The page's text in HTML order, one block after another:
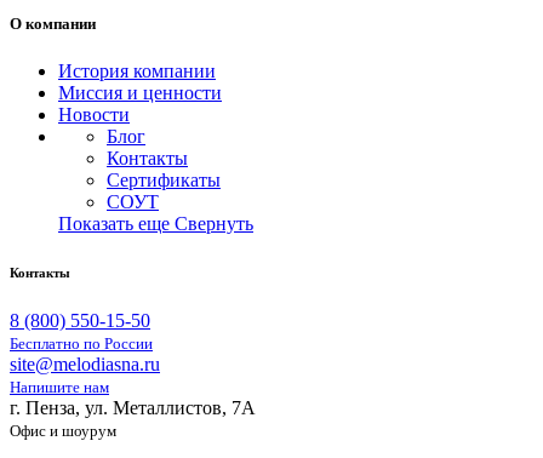
О компании
История компании
Миссия и ценности
Новости
Блог
Контакты
Сертификаты
СОУТ
Показать еще Свернуть
Контакты
8 (800) 550-15-50
Бесплатно по России
site@melodiasna.ru
Напишите нам
г. Пенза, ул. Металлистов, 7А
Офис и шоурум